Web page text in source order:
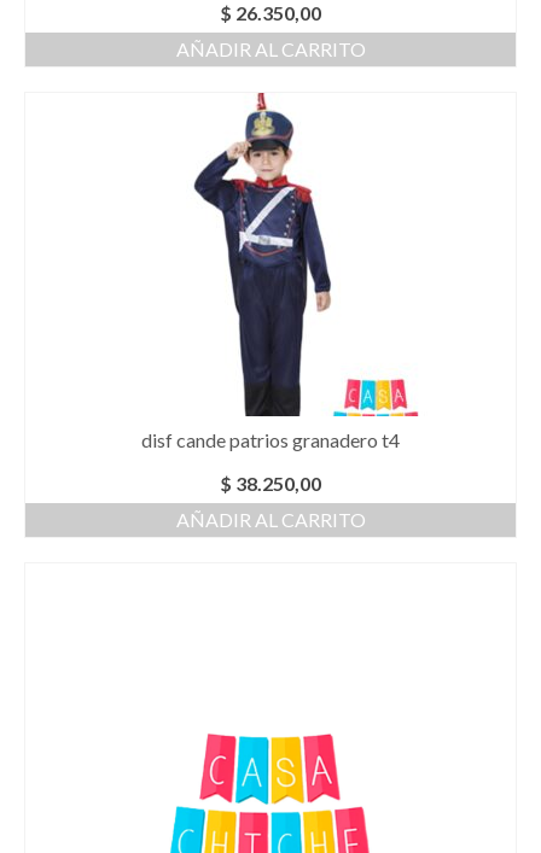
$ 26.350,00
AÑADIR AL CARRITO
disf cande patrios granadero t4
$ 38.250,00
AÑADIR AL CARRITO